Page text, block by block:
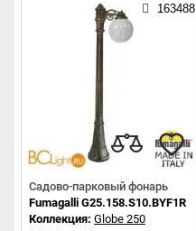
163488
Садово-парковый фонарь
Fumagalli G25.158.S10.BYF1R
Коллекция: Globe 250